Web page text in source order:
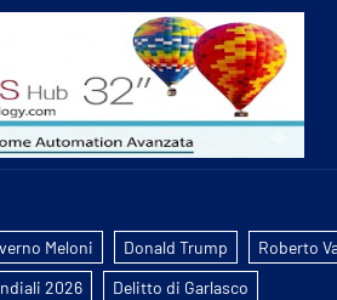
Meloni Donald Trump Roberto
2026
Delitto di Garlasco